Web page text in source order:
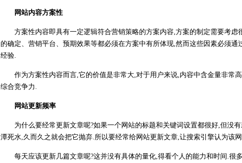
网站内容方案性
方案性内容即具有一定逻辑符合营销策略的方案内容,方案的制定需要考
的确定、营销平台、预期效果等都必须在方案中有所体现,然而这些因素必须
经验.
作为方案性内容而言,它的价值是非常大,对于用户来说,内容中含金量非常
综合竞争力.
网站更新频率
为什么要经常更新文章呢?如果一个网站的标题和关键词设置都很好,但没
潭死水,久而久之就会把它抛弃.所以要经常给网站更新文章,让搜索引擎认为该
每天应该更新几篇文章呢?这并没有具体的量化,得看个人的能力和时间.很